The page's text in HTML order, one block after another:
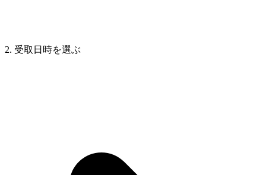
2. 受取日時を選ぶ